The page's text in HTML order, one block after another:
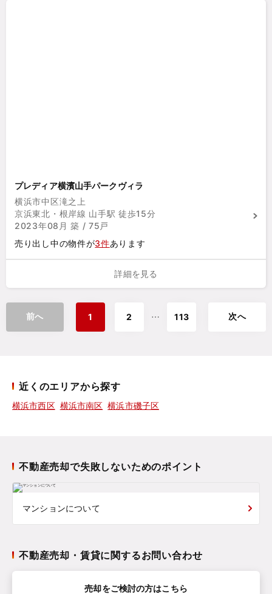
プレディア横濱山手パークヴィラ
横浜市中区滝之上
京浜東北・根岸線 山手駅 徒歩15分
2023年08月 築 / 75戸
売り出し中の物件が3件あります
詳細を見る
前へ 1 2 ⋯ 113 次へ
近くのエリアから探す
横浜市西区 横浜市南区 横浜市磯子区
不動産売却で失敗しないためのポイント
マンションについて
不動産売却・賃貸に関するお問い合わせ
売却をご検討の方はこちら